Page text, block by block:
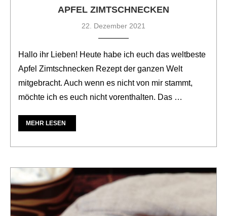
APFEL ZIMTSCHNECKEN
22. Dezember 2021
Hallo ihr Lieben! Heute habe ich euch das weltbeste
Apfel Zimtschnecken Rezept der ganzen Welt
mitgebracht. Auch wenn es nicht von mir stammt,
möchte ich es euch nicht vorenthalten. Das …
MEHR LESEN